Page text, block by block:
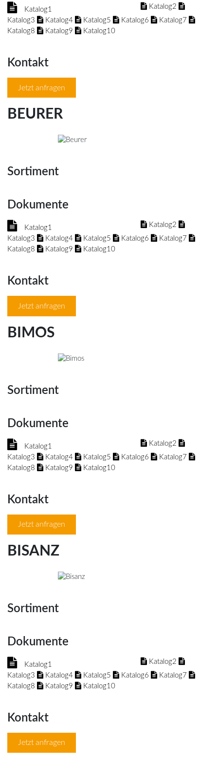
Katalog1
Katalog2
Katalog3
Katalog4 Katalog5 Katalog6
Katalog7
Katalog8
Katalog9 Katalog10
Kontakt
Jetzt anfragen
BEURER
Sortiment
Dokumente
Katalog1
Katalog2
Katalog3
Katalog4 Katalog5 Katalog6
Katalog7
Katalog8
Katalog9 Katalog10
Kontakt
Jetzt anfragen
BIMOS
Sortiment
Dokumente
Katalog1
Katalog2
Katalog3
Katalog4 Katalog5 Katalog6
Katalog7
Katalog8
Katalog9 Katalog10
Kontakt
Jetzt anfragen
BISANZ
Sortiment
Dokumente
Katalog1
Katalog2
Katalog3
Katalog4 Katalog5 Katalog6
Katalog7
Katalog8
Katalog9 Katalog10
Kontakt
Jetzt anfragen